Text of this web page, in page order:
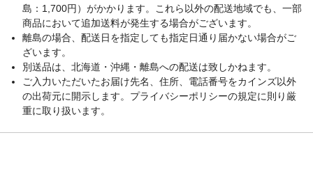
島：1,700円）がかかります。これら以外の配送地域でも、一部
商品において追加送料が発生する場合がございます。
離島の場合、配送日を指定しても指定日通り届かない場合がご
ざいます。
別送品は、北海道・沖縄・離島への配送は致しかねます。
ご入力いただいたお届け先名、住所、電話番号をカインズ以外
の出荷元に開示します。プライバシーポリシーの規定に則り厳
重に取り扱います。